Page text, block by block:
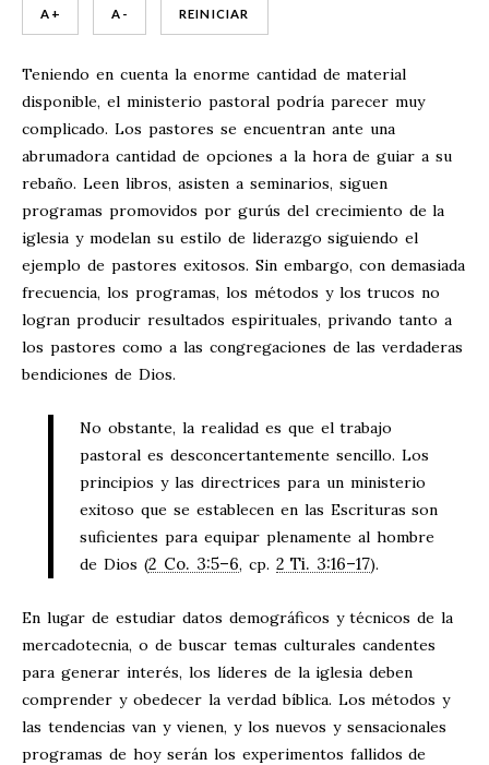
A + A - REINICIAR
Teniendo en cuenta la enorme cantidad de material
disponible, el ministerio pastoral podría parecer muy
complicado. Los pastores se encuentran ante una
abrumadora cantidad de opciones a la hora de guiar a su
rebaño. Leen libros, asisten a seminarios, siguen
programas promovidos por gurús del crecimiento de la
iglesia y modelan su estilo de liderazgo siguiendo el
ejemplo de pastores exitosos. Sin embargo, con demasiada
frecuencia, los programas, los métodos y los trucos no
logran producir resultados espirituales, privando tanto a
los pastores como a las congregaciones de las verdaderas
bendiciones de Dios.
No obstante, la realidad es que el trabajo
pastoral es desconcertantemente sencillo. Los
principios y las directrices para un ministerio
exitoso que se establecen en las Escrituras son
suficientes para equipar plenamente al hombre
de Dios (2 Co. 3:5–6, cp. 2 Ti. 3:16–17).
En lugar de estudiar datos demográficos y técnicos de la
mercadotecnia, o de buscar temas culturales candentes
para generar interés, los líderes de la iglesia deben
comprender y obedecer la verdad bíblica. Los métodos y
las tendencias van y vienen, y los nuevos y sensacionales
programas de hoy serán los experimentos fallidos de